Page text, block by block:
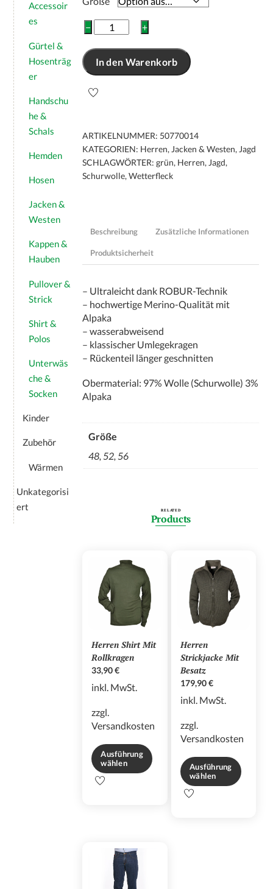
−
Jagdhund
Leicht-
Wetterfleck
"ALTACH"
Menge
+
In den Warenkorb
ARTIKELNUMMER: 50770014
KATEGORIEN: Herren, Jacken & Westen, Jagd
SCHLAGWÖRTER:grün, Herren, Jagd,
Schurwolle,Wetterfleck
Beschreibung Zusätzliche Informationen
Produktsicherheit
– Ultraleicht dank ROBUR-Technik
– hochwertige Merino-Qualität mit
Alpaka
– wasserabweisend
– klassischer Umlegekragen
– Rückenteil länger geschnitten
Obermaterial: 97% Wolle (Schurwolle) 3%
Alpaka
Größe
48, 52, 56
RELATED
Products
Herren Shirt Mit
Rollkragen
33,90€
inkl. MwSt.
zzgl.
Versandkosten
Ausführung
wählen
Dieses
Optionen
können
Herren
Strickjacke Mit
Besatz
179,90€
inkl. MwSt.
zzgl.
Versandkosten
Ausführung
wählen
Dieses
Accessoir
es
Gürtel &
Hosenträg
er
Handschu
he &
Schals
Hemden
Hosen
Jacken &
Westen
Kappen &
Hauben
Pullover &
Strick
Shirt &
Polos
Unterwäs
che &
Socken
Kinder
Zubehör
Wärmen
Unkategorisi
ert